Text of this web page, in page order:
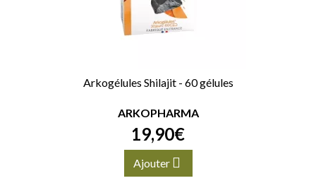
Arkogélules Shilajit - 60 gélules
ARKOPHARMA
19,90€
Ajouter